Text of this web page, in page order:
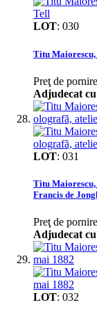
LOT: 030
Titu
Preţ de pornire
Adjudecat cu
LOT: 031
Titu
Francis de
Preţ de pornire
Adjudecat cu
LOT: 032